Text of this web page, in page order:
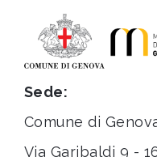
Sede:
Comune di
Via Garibaldi 9 -